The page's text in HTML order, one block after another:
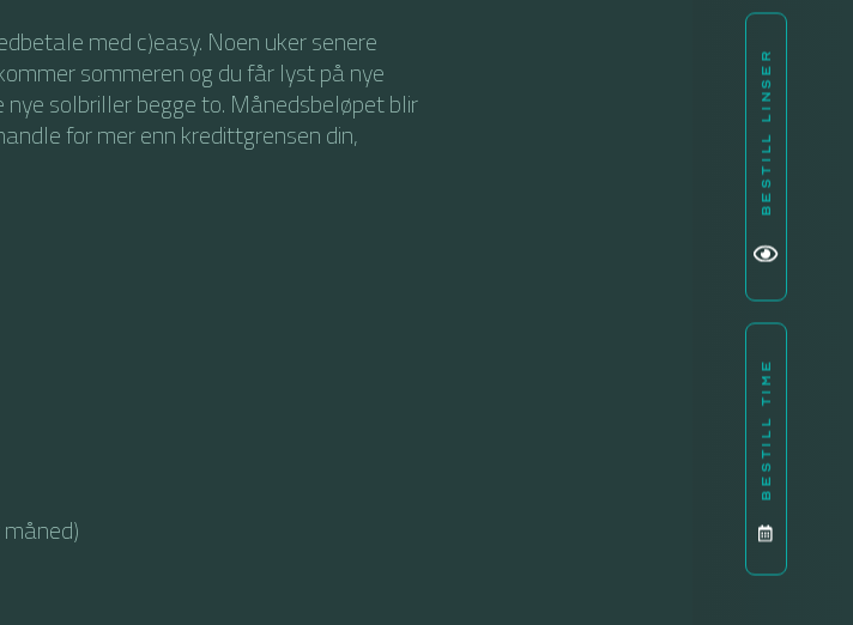
BESTILL TIME
BESTILL LINSER
med c)easy. Noen uker senere
sommeren og du får lyst på nye
solbriller begge to. Månedsbeløpet blir
for mer enn kredittgrensen din,